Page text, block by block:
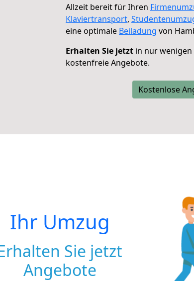
Allzeit bereit für Ihren
Klaviertransport,
eine optimale Beiladung von
Erhalten Sie jetzt in nur
kostenfreie Angebote.
Kostenlose
Ihr Umzug
Sie jetzt
Angebote